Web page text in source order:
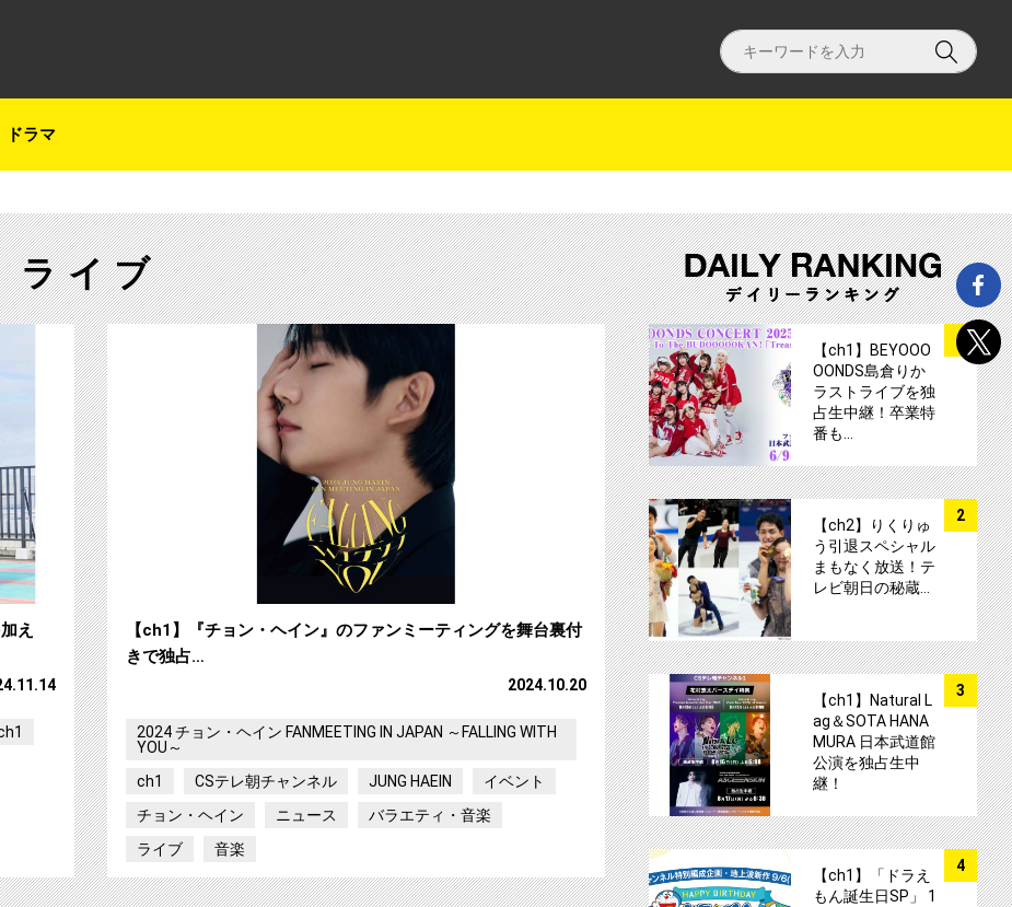
ドラマ
ライブ
【ch1】Lienel２度目のワンマンツアーに舞台裏映像を加えた”完全版”を放送！サムネイル
え
【ch1】『チョン・ヘイン』のファンミー
【ch1】『チョン・ヘイン』のファンミーティングを舞台裏付
きで独占…
2024.10.20
2024 チョン・ヘイン FANMEETING IN JAPAN ～FALLING WITH
YOU～
ch1
CSテレ朝チャンネル JUNG HAEIN
イベント
チョン・ヘイン
ニュース
バラエティ・音楽
ライブ
音楽
1
【ch1】BEYOOO
OONDS島倉りか
ラストライブを独
占生中継！卒業特
番も…
2
【ch2】りくりゅ
う引退スペシャル
まもなく放送！テ
レビ朝日の秘蔵…
3
【ch1】Natural L
ag＆SOTA HANA
MURA 日本武道館
公演を独占生中
継！
4
【ch1】「ドラえ
もん誕生日SP」 1